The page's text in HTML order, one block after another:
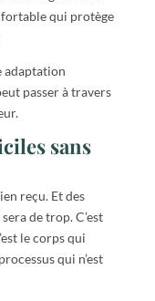
qui protège
adaptation
passer à travers
sans
reçu. Et des
de trop. C’est
le corps qui
qui n’est